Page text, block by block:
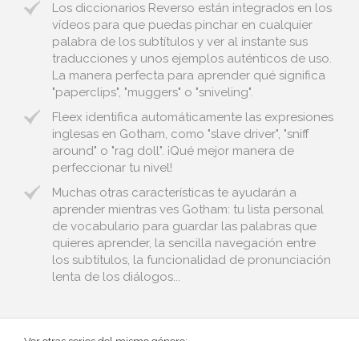
Los diccionarios Reverso están integrados en los
vídeos para que puedas pinchar en cualquier
palabra de los subtítulos y ver al instante sus
traducciones y unos ejemplos auténticos de uso.
La manera perfecta para aprender qué significa
"paperclips", "muggers" o "sniveling".
Fleex identifica automáticamente las expresiones
inglesas en Gotham, como "slave driver", "sniff
around" o "rag doll". ¡Qué mejor manera de
perfeccionar tu nivel!
Muchas otras características te ayudarán a
aprender mientras ves Gotham: tu lista personal
de vocabulario para guardar las palabras que
quieres aprender, la sencilla navegación entre
los subtítulos, la funcionalidad de pronunciación
lenta de los diálogos...